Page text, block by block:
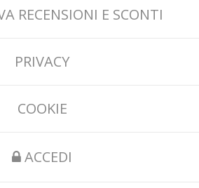
RECENSIONI E SCONTI
PRIVACY
COOKIE
ACCEDI